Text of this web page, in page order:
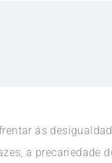
ás
a precariedade